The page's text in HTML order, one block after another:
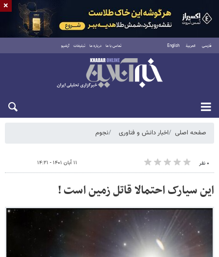
فارسی العربية English تماس با ما درباره ما تبلیغات آرشیو
پنجشنبه ۱۵ مرداد ۱۴۰۵
صفحه اصلی اخبار دانش و فناوری نجوم
۰ نفر ۱۱ آبان ۱۴۰۱ - ۱۴:۲۱
این سیارک احتمالا قاتل زمین است !
×